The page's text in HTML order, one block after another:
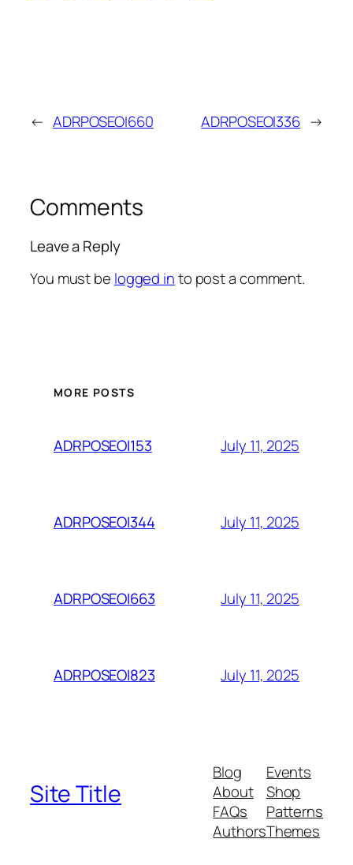
← ADRPOSEOI660 ADRPOSEOI336 →
Comments
Leave a Reply
You must be logged into post a comment.
MORE POSTS
ADRPOSEOI153 July 11, 2025
ADRPOSEOI344 July 11, 2025
ADRPOSEOI663 July 11, 2025
ADRPOSEOI823 July 11, 2025
Site Title
Blog
About
FAQs
Authors
Events
Shop
Patterns
Themes